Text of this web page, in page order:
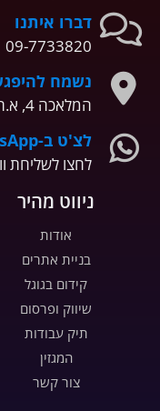
דברו איתנו
09-7733820
נשמח
המלאכה 4, א.ת פולג, נתניה
לצ'ט ב-WhatsApp
לחצו לשליחת
ניווט מהיר
אודות
בניית אתרים
קידום בגוגל
שיווק ופרסום
תיק עבודות
המגזין
צור קשר